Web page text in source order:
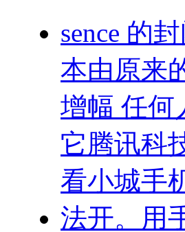
sence 的
本由原来
增幅 任何
它腾讯科
看小城手
法开。用